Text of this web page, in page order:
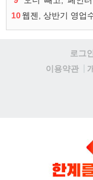
10웹젠, 상반기 영업
로그인
이용약관